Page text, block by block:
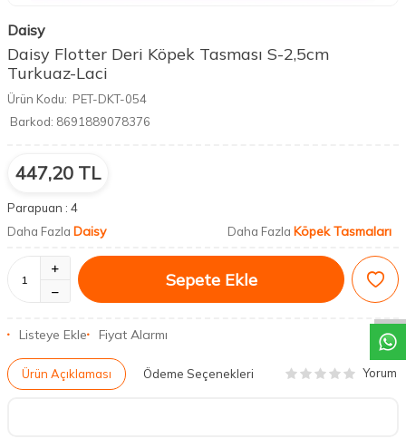
DESTEK
Daisy
Daisy Flotter Deri Köpek Tasması S-2,5cm
Turkuaz-Laci
Ürün Kodu: PET-DKT-054
Barkod: 8691889078376
447,20 TL
Parapuan : 4
Daha Fazla Daisy Daha Fazla Köpek Tasmaları
Sepete Ekle
Listeye Ekle Fiyat Alarmı
Ürün Açıklaması Ödeme Seçenekleri Yorum